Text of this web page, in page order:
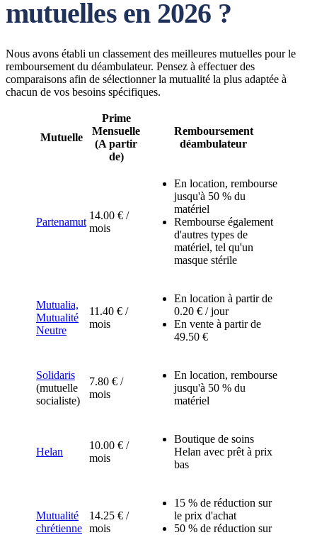
mutuelles en 2026 ?
Nous avons établi un classement des meilleures mutuelles pour le
remboursement du déambulateur. Pensez à effectuer des
comparaisons afin de sélectionner la mutualité la plus adaptée à
chacun de vos besoins spécifiques.
Mutuelle
Prime
Mensuelle
(A partir
de)
Remboursement
déambulateur
Partenamut
14.00 € /
mois
En location, rembourse
jusqu'à 50 % du
matériel
Rembourse également
d'autres types de
matériel, tel qu'un
masque stérile
Mutualia,
Mutualité
Neutre
11.40 € /
mois
En location à partir de
0.20 € / jour
En vente à partir de
49.50 €
Solidaris
(mutuelle
socialiste)
7.80 € /
mois
En location, rembourse
jusqu'à 50 % du
matériel
Helan
10.00 € /
mois
Boutique de soins
Helan avec prêt à prix
bas
Mutualité
chrétienne
14.25 € /
mois
15 % de réduction sur
le prix d'achat
50 % de réduction sur